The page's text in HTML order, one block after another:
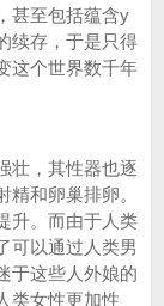
甚至包括蕴含y
续存，于是只得
这个世界数千年
，其性器也逐
和卵巢排卵。
升。而由于人类
可以通过人类男
于这些人外娘的
类女性更加性